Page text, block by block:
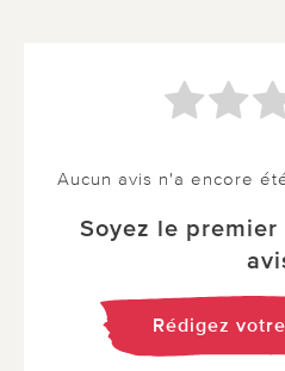
Aucun avis n'a encore
Soyez le
Rédigez